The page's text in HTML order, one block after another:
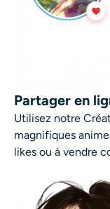
Partager en
Utilisez notre
magnifiques
likes ou à vendre